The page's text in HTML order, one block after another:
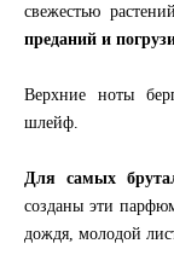
свежестью
преданий и
Верхние ноты
шлейф.
Для самых
созданы эти
дождя, молодой